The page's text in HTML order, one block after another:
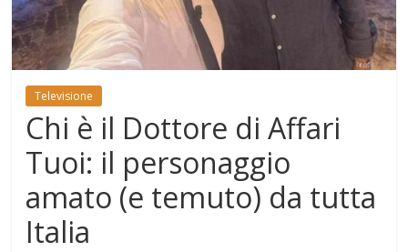
Mondo
Televisione
Chi è il Dottore di Affari
Tuoi: il personaggio
amato (e temuto) da tutta
Italia